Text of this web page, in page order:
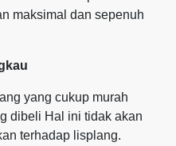
maksimal dan sepenuh
yang cukup murah
dibeli Hal ini tidak akan
terhadap lisplang.